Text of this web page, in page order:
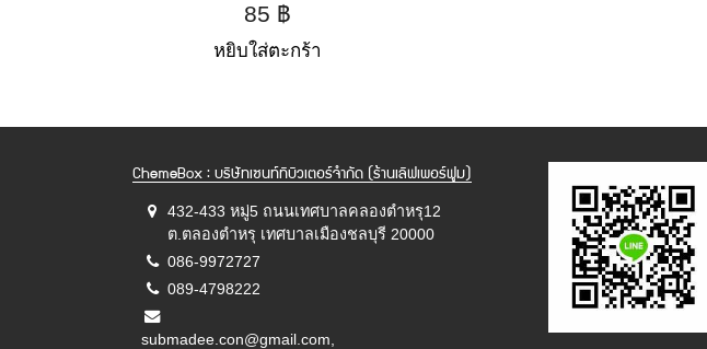
85 ฿
หยิบใส่ตะกร้า
ChemeBox : บริษัทเซนท์ทิบิวเตอร์จำกัด (ร้านเลิฟเพอร์ฟูม)
432-433 หมู่5 ถนนเทศบาลคลองตำหรุ12
ต.ตลองตำหรุ เทศบาลเมืองชลบุรี 20000
086-9972727
089-4798222
submadee.con@gmail.com,